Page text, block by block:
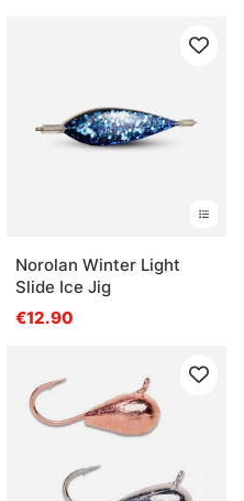
Norolan Winter Light
Slide Ice Jig
€12.90